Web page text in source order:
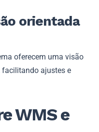
orientada
oferecem uma visão
ajustes e
WMS e